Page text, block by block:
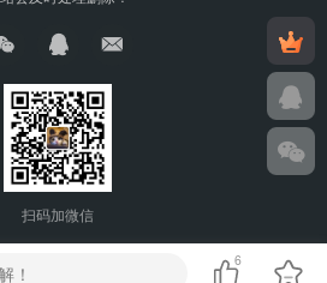
扫码加微信
！
6